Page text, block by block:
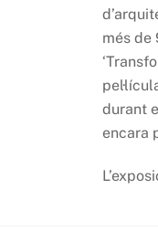
més de
durant
encara